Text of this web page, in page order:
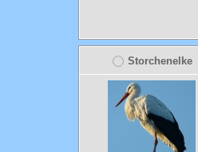
Storchenelke